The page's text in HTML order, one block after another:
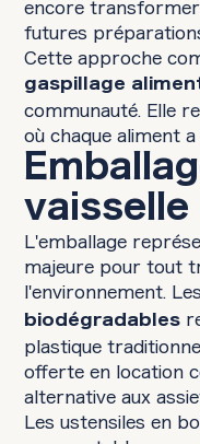
encore
futures
Cette approche
gaspillage
communauté. Elle
où chaque aliment
L'emballage
majeure pour tout
l'environnement. Les
biodégradables
plastique
offerte en location
alternative aux
Les ustensiles en